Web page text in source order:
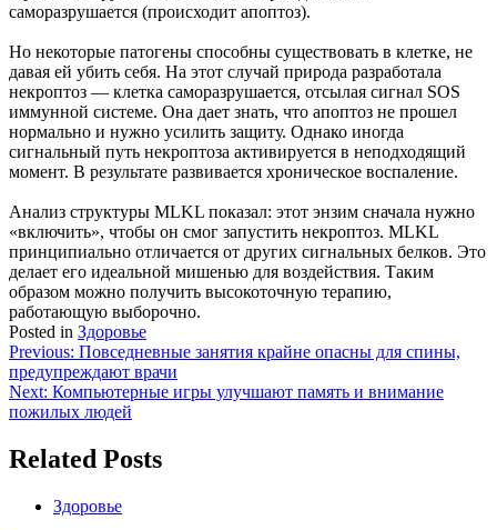
саморазрушается (происходит апоптоз).
Но некоторые патогены способны существовать в клетке, не
давая ей убить себя. На этот случай природа разработала
некроптоз — клетка саморазрушается, отсылая сигнал SOS
иммунной системе. Она дает знать, что апоптоз не прошел
нормально и нужно усилить защиту. Однако иногда
сигнальный путь некроптоза активируется в неподходящий
момент. В результате развивается хроническое воспаление.
Анализ структуры MLKL показал: этот энзим сначала нужно
«включить», чтобы он смог запустить некроптоз. MLKL
принципиально отличается от других сигнальных белков. Это
делает его идеальной мишенью для воздействия. Таким
образом можно получить высокоточную терапию,
работающую выборочно.
Posted in Здоровье
Навигация
по
записям
Previous: Повседневные занятия крайне опасны для спины,
предупреждают врачи
Next: Компьютерные игры улучшают память и внимание
пожилых людей
Related Posts
Здоровье